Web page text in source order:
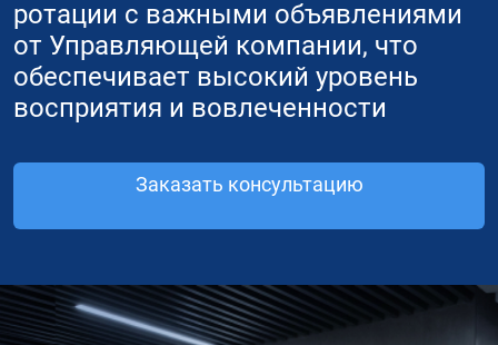
ротации с важными объявлениями
от Управляющей компании, что
обеспечивает высокий уровень
восприятия и вовлеченности
Заказать консультацию